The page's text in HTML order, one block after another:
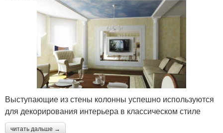
Выступающие из стены колонны успешно используются
для декорирования интерьера в классическом стиле
читать дальше →